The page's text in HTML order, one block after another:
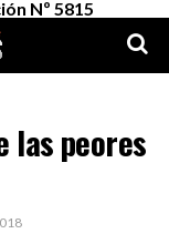
Nº 5815
las peores